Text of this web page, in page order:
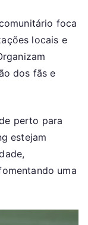
foca
locais e
dos fãs e
perto para
estejam
uma